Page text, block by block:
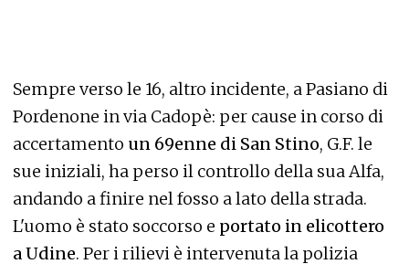
Sempre verso le 16, altro incidente, a Pasiano di
Pordenone in via Cadopè: per cause in corso di
accertamento un 69enne di San Stino, G.F. le
sue iniziali, ha perso il controllo della sua Alfa,
andando a finire nel fosso a lato della strada.
L'uomo è stato soccorso e portato in elicottero
a Udine. Per i rilievi è intervenuta la polizia